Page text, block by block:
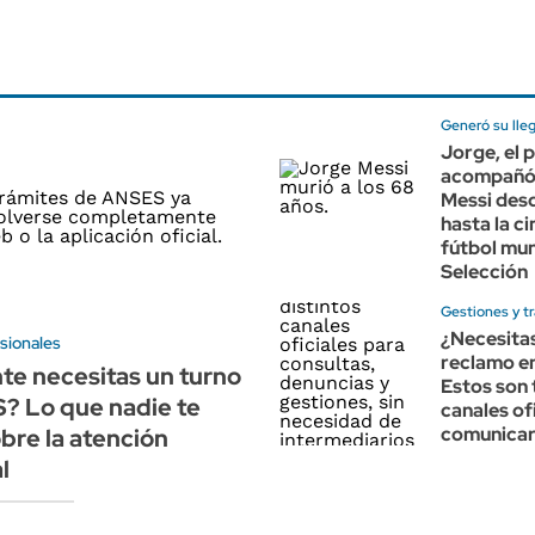
necesitas un turno
Lo que nadie te
la atención
Generó su
Jorge, el
Messi
hasta la
fútbol
Selección
Gestiones y
reclamo
Estos
canales